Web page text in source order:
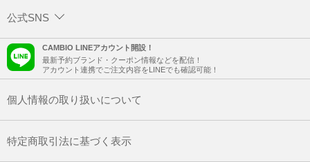
公式SNS
CAMBIO LINEアカウント開設！
最新予約ブランド・クーポン情報などを配信！
アカウント連携でご注文内容をLINEでも確認可能！
個人情報の取り扱いについて
特定商取引法に基づく表示